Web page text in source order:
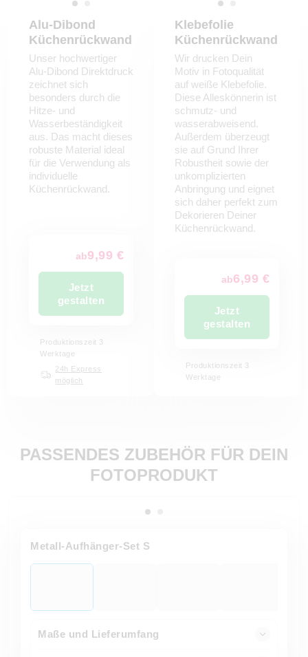
Alu-Dibond
Küchenrückwand
Unser hochwertiger
Alu-Dibond Direktdruck
zeichnet sich
besonders durch die
Hitze- und
Wasserbeständigkeit
aus. Das macht dieses
robuste Material ideal
für die Verwendung als
individuelle
Küchenrückwand.
ab9,99 €
Jetzt
gestalten
Produktionszeit 3
Werktage
24h Express
möglich
Klebefolie
Küchenrückwand
Wir drucken Dein
Motiv in Fotoqualität
auf weiße Klebefolie.
Diese Alleskönnerin ist
schmutz- und
wasserabweisend.
Außerdem überzeugt
sie auf Grund Ihrer
Robustheit sowie der
unkomplizierten
Anbringung und eignet
sich daher perfekt zum
Dekorieren Deiner
Küchenrückwand.
ab6,99 €
Jetzt
gestalten
Produktionszeit 3
Werktage
PASSENDES ZUBEHÖR FÜR DEIN
FOTOPRODUKT
Metall-Aufhänger-Set S
Maße und Lieferumfang